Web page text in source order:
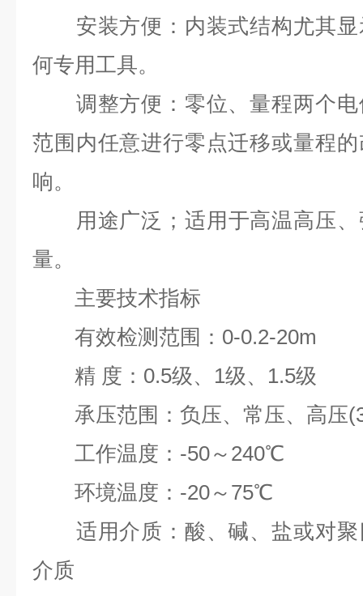
安装方便：内装式结构尤其显
何专用工具。
调整方便：零位、量程两个电
范围内任意进行零点迁移或量程
响。
用途广泛；适用于高温高压、
量。
主要技术指标
有效检测范围：0-0.2-20m
精 度：0.5级、1级、1.5级
承压范围：负压、常压、高压
工作温度：-50～240℃
环境温度：-20～75℃
适用介质：酸、碱、盐或对聚
介质